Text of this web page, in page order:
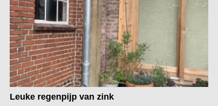
Leuke regenpijp van zink